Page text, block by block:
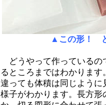
▲この形！
どうやって作っているの
るところまではわかります
違っても体積は同じよう
様子がわかります。長方